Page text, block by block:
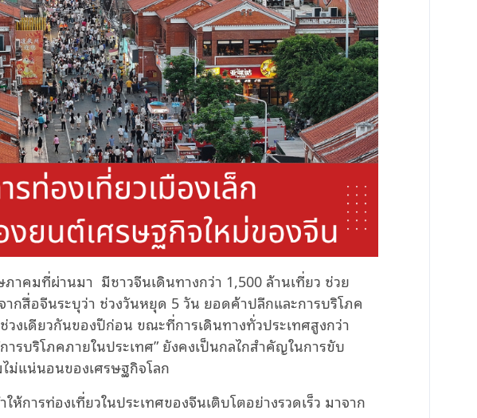
าคมที่ผ่านมา มีชาวจีนเดินทางกว่า 1,500 ล้านเที่ยว ช่วย
กสื่อจีนระบุว่า ช่วงวันหยุด 5 วัน ยอดค้าปลีกและการบริโภค
งเดียวกันของปีก่อน ขณะที่การเดินทางทั่วประเทศสูงกว่า
ารบริโภคภายในประเทศ” ยังคงเป็นกลไกสำคัญในการขับ
ม่แน่นอนของเศรษฐกิจโลก
ห้การท่องเที่ยวในประเทศของจีนเติบโตอย่างรวดเร็ว มาจาก